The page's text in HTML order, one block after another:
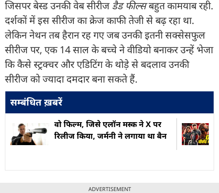
जिसपर बेस्ड उनकी वेब सीरीजडैड फील्सबहुत कामयाब रही.
दर्शकों में इस सीरीज का क्रेज काफी तेजी से बढ़ रहा था.
लेकिन नेथन तब हैरान रह गए जब उनकी इतनी सक्सेसफुल
सीरीज पर, एक 14 साल के बच्चे ने वीडियो बनाकर उन्हें भेजा
कि कैसे स्ट्रक्चर और एडिटिंग के थोड़े से बदलाव उनकी
सीरीज को ज्यादा दमदार बना सकते हैं.
सम्बंधित ख़बरें
वो फ‍िल्म, ज‍िसे एलॉन मस्क ने X पर
रिलीज किया, जर्मनी ने लगाया था बैन
ADVERTISEMENT